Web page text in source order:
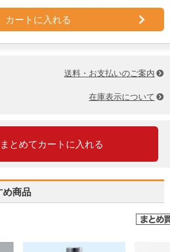
カートに入れる
送料・お支払いのご案内
在庫表示について
まとめてカートに入れる
め商品